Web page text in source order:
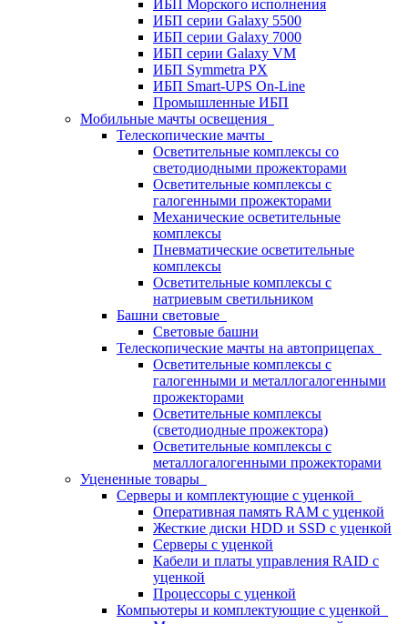
ИБП Морского исполнения
ИБП серии Galaxy 5500
ИБП серии Galaxy 7000
ИБП серии Galaxy VM
ИБП Symmetra PX
ИБП Smart-UPS On-Line
Промышленные ИБП
Мобильные мачты освещения
Телескопические мачты
Осветительные комплексы со
светодиодными прожекторами
Осветительные комплексы с
галогенными прожекторами
Механические осветительные
комплексы
Пневматические осветительные
комплексы
Осветительные комплексы с
натриевым светильником
Башни световые
Световые башни
Телескопические мачты на автоприцепах
Осветительные комплексы с
галогенными и металлогалогенными
прожекторами
Осветительные комплексы
(светодиодные прожектора)
Осветительные комплексы с
металлогалогенными прожекторами
Уцененные товары
Серверы и комплектующие с уценкой
Оперативная память RAM с уценкой
Жесткие диски HDD и SSD с уценкой
Серверы с уценкой
Кабели и платы управления RAID с
уценкой
Процессоры с уценкой
Компьютеры и комплектующие с уценкой